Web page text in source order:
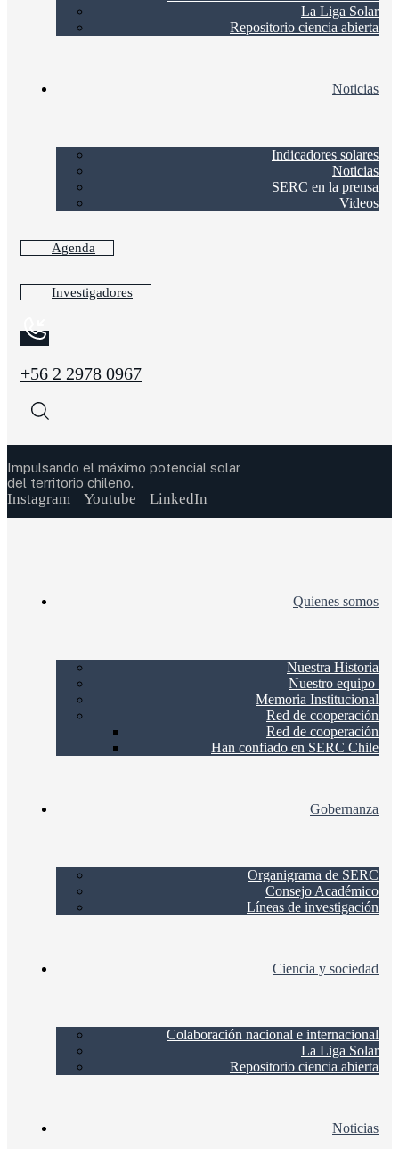
La Liga Solar
Repositorio ciencia abierta
Noticias
Indicadores solares
Noticias
SERC en la prensa
Videos
Agenda
Investigadores
+56 2 2978 0967
Impulsando el máximo potencial solar
del territorio chileno.
Instagram Youtube LinkedIn
Quienes somos
Nuestra Historia
Nuestro equipo
Memoria Institucional
Red de cooperación
Red de cooperación
Han confiado en SERC Chile
Gobernanza
Organigrama de SERC
Consejo Académico
Líneas de investigación
Ciencia y sociedad
Colaboración nacional e internacional
La Liga Solar
Repositorio ciencia abierta
Noticias